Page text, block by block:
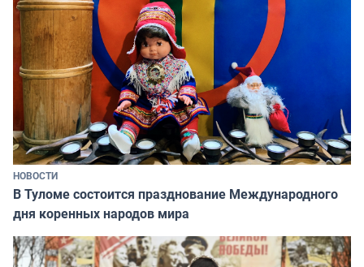
НОВОСТИ
В Туломе состоится празднование Международного
дня коренных народов мира